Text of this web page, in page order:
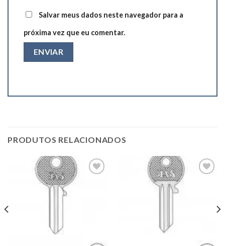
Salvar meus dados neste navegador para a
próxima vez que eu comentar.
PRODUTOS RELACIONADOS